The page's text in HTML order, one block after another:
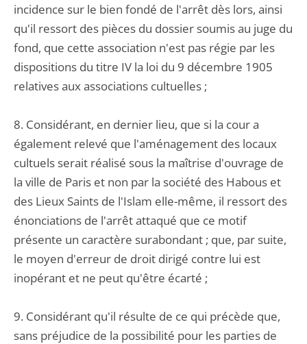
incidence sur le bien fondé de l'arrêt dès lors, ainsi
qu'il ressort des pièces du dossier soumis au juge du
fond, que cette association n'est pas régie par les
dispositions du titre IV la loi du 9 décembre 1905
relatives aux associations cultuelles ;
8. Considérant, en dernier lieu, que si la cour a
également relevé que l'aménagement des locaux
cultuels serait réalisé sous la maîtrise d'ouvrage de
la ville de Paris et non par la société des Habous et
des Lieux Saints de l'Islam elle-même, il ressort des
énonciations de l'arrêt attaqué que ce motif
présente un caractère surabondant ; que, par suite,
le moyen d'erreur de droit dirigé contre lui est
inopérant et ne peut qu'être écarté ;
9. Considérant qu'il résulte de ce qui précède que,
sans préjudice de la possibilité pour les parties de